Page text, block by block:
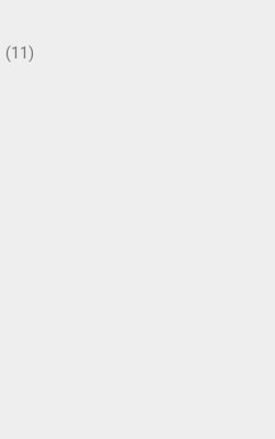
(11)